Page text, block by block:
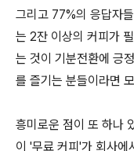
그리고 77%의 응답자
는 2잔 이상의 커피가
는 것이 기분전환에 긍
를 즐기는 분들이라면
흥미로운 점이 또 하나
이 '무료 커피'가 회사에